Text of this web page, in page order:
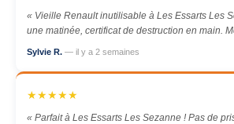
« Vieille Renault inutilisable à Les Essarts Les
une matinée, certificat de destruction en main.
Sylvie R. — il y a 2 semaines
★★★★★
« Parfait à Les Essarts Les Sezanne ! Pas de